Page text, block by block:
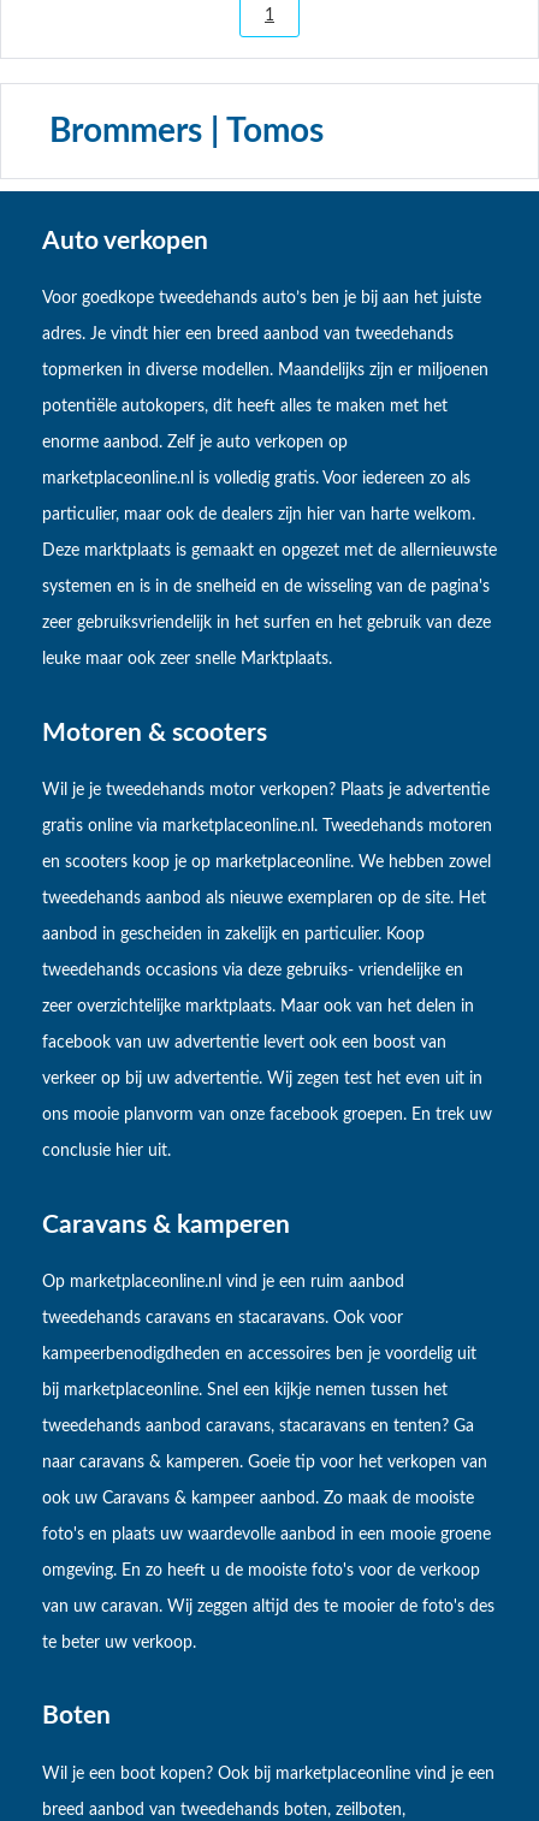
1
Brommers | Tomos
Auto verkopen
Voor goedkope tweedehands auto’s ben je bij aan het juiste
adres. Je vindt hier een breed aanbod van tweedehands
topmerken in diverse modellen. Maandelijks zijn er miljoenen
potentiële autokopers, dit heeft alles te maken met het
enorme aanbod. Zelf je auto verkopen op
marketplaceonline.nl is volledig gratis. Voor iedereen zo als
particulier, maar ook de dealers zijn hier van harte welkom.
Deze marktplaats is gemaakt en opgezet met de allernieuwste
systemen en is in de snelheid en de wisseling van de pagina's
zeer gebruiksvriendelijk in het surfen en het gebruik van deze
leuke maar ook zeer snelle Marktplaats.
Motoren & scooters
Wil je je tweedehands motor verkopen? Plaats je advertentie
gratis online via marketplaceonline.nl. Tweedehands motoren
en scooters koop je op marketplaceonline. We hebben zowel
tweedehands aanbod als nieuwe exemplaren op de site. Het
aanbod in gescheiden in zakelijk en particulier. Koop
tweedehands occasions via deze gebruiks- vriendelijke en
zeer overzichtelijke marktplaats. Maar ook van het delen in
facebook van uw advertentie levert ook een boost van
verkeer op bij uw advertentie. Wij zegen test het even uit in
ons mooie planvorm van onze facebook groepen. En trek uw
conclusie hier uit.
Caravans & kamperen
Op marketplaceonline.nl vind je een ruim aanbod
tweedehands caravans en stacaravans. Ook voor
kampeerbenodigdheden en accessoires ben je voordelig uit
bij marketplaceonline. Snel een kijkje nemen tussen het
tweedehands aanbod caravans, stacaravans en tenten? Ga
naar caravans & kamperen. Goeie tip voor het verkopen van
ook uw Caravans & kampeer aanbod. Zo maak de mooiste
foto's en plaats uw waardevolle aanbod in een mooie groene
omgeving. En zo heeft u de mooiste foto's voor de verkoop
van uw caravan. Wij zeggen altijd des te mooier de foto's des
te beter uw verkoop.
Boten
Wil je een boot kopen? Ook bij marketplaceonline vind je een
breed aanbod van tweedehands boten, zeilboten,